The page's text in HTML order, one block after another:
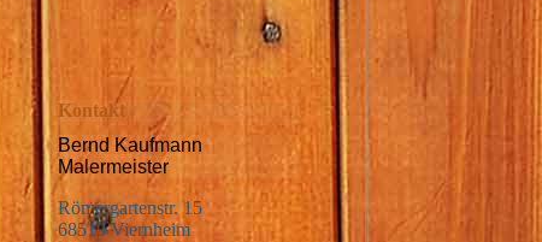
Kontakt
Bernd Kaufmann
Malermeister
Römergartenstr. 15
68519 Viernheim